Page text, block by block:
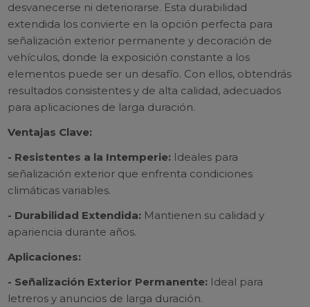
desvanecerse ni deteriorarse. Esta durabilidad
extendida los convierte en la opción perfecta para
señalización exterior permanente y decoración de
vehículos, donde la exposición constante a los
elementos puede ser un desafío. Con ellos, obtendrás
resultados consistentes y de alta calidad, adecuados
para aplicaciones de larga duración.
Ventajas Clave:
- Resistentes a la Intemperie: Ideales para
señalización exterior que enfrenta condiciones
climáticas variables.
- Durabilidad Extendida: Mantienen su calidad y
apariencia durante años.
Aplicaciones:
- Señalización Exterior Permanente: Ideal para
letreros y anuncios de larga duración.